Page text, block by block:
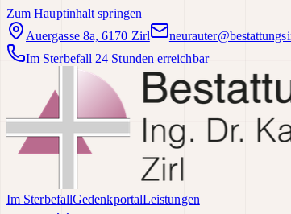
Zum Hauptinhalt springen
Auergasse 8a, 6170 Zirl
Im Sterbefall 24 Stunden erreichbar
Im SterbefallGedenkportalLeistungen